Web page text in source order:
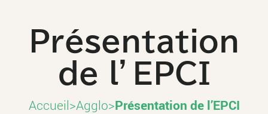
Présentation
de l’EPCI
Accueil>Agglo>Présentation de l’EPCI